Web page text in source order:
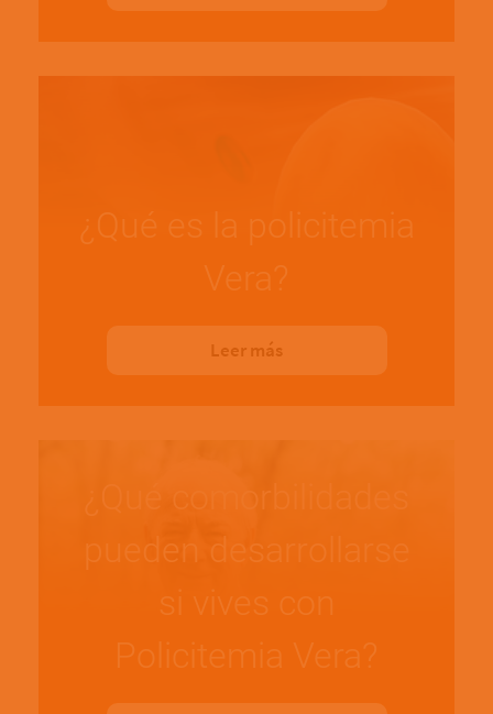
¿Qué es la policitemia
Vera?
Leer más
pueden desarrollarse
si vives con
Policitemia Vera?